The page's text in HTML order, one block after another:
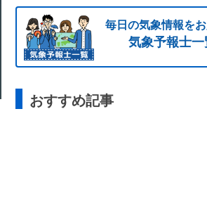
毎日の気象情報をお
気象予報士一
おすすめ記事